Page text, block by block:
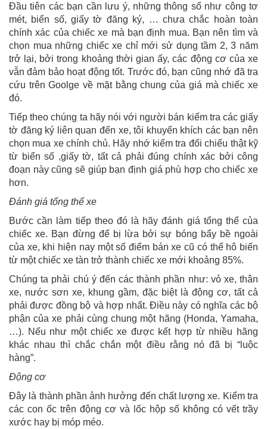
Đầu tiên các bạn cần lưu ý, những thông số như công tơ
mét, biển số, giấy tờ đăng ký, … chưa chắc hoàn toàn
chính xác của chiếc xe mà bạn định mua. Bạn nên tìm và
chọn mua những chiếc xe chỉ mới sử dụng tầm 2, 3 năm
trở lại, bởi trong khoảng thời gian ấy, các động cơ của xe
vẫn đảm bảo hoạt động tốt. Trước đó, bạn cũng nhớ đã tra
cứu trên Goolge về mặt bằng chung của giá mà chiếc xe
đó.
Tiếp theo chúng ta hãy nói với người bán kiểm tra các giấy
tờ đăng ký liên quan đến xe, tôi khuyến khích các bạn nên
chọn mua xe chính chủ. Hãy nhớ kiểm tra đối chiếu thật kỹ
từ biển số ,giấy tờ, tất cả phải đúng chính xác bởi công
đoạn này cũng sẽ giúp bạn định giá phù hợp cho chiếc xe
hơn.
Đánh giá tổng thể xe
Bước cần làm tiếp theo đó là hãy đánh giá tổng thể của
chiếc xe. Bạn đừng để bị lừa bởi sự bóng bẩy bề ngoài
của xe, khi hiện nay một số điểm bán xe cũ có thể hô biến
từ một chiếc xe tàn trở thành chiếc xe mới khoảng 85%.
Chúng ta phải chú ý đến các thành phần như: vỏ xe, thân
xe, nước sơn xe, khung gầm, đặc biệt là động cơ, tất cả
phải được đồng bộ và hợp nhất. Điều này có nghĩa các bộ
phận của xe phải cùng chung một hãng (Honda, Yamaha,
…). Nếu như một chiếc xe được kết hợp từ nhiều hãng
khác nhau thì chắc chắn một điều rằng nó đã bị “luộc
hàng”.
Động cơ
Đây là thành phần ảnh hưởng đến chất lượng xe. Kiểm tra
các con ốc trên động cơ và lốc hộp số không có vết trầy
xước hay bị móp méo.